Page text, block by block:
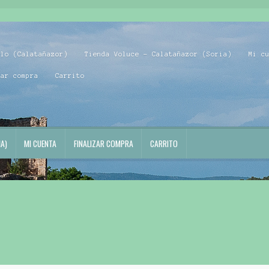
(Calatañazor) Tienda Voluce – Calatañazor (Soria) Mi
compra Carrito
MI CUENTA FINALIZAR COMPRA CARRITO